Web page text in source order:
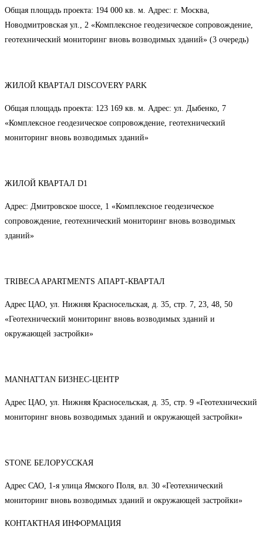
Общая площадь проекта: 194 000 кв. м. Адрес: г. Москва,
Новодмитровская ул., 2 «Комплексное геодезическое сопровождение,
геотехнический мониторинг вновь возводимых зданий» (3 очередь)
ЖИЛОЙ КВАРТАЛ DISCOVERY PARK
Общая площадь проекта: 123 169 кв. м. Адрес: ул. Дыбенко, 7
«Комплексное геодезическое сопровождение, геотехнический
мониторинг вновь возводимых зданий»
ЖИЛОЙ КВАРТАЛ D1
Адрес: Дмитровское шоссе, 1 «Комплексное геодезическое
сопровождение, геотехнический мониторинг вновь возводимых
зданий»
TRIBECA APARTMENTS АПАРТ-КВАРТАЛ
Адрес ЦАО, ул. Нижняя Красносельская, д. 35, стр. 7, 23, 48, 50
«Геотехнический мониторинг вновь возводимых зданий и
окружающей застройки»
MANHATTAN БИЗНЕС-ЦЕНТР
Адрес ЦАО, ул. Нижняя Красносельская, д. 35, стр. 9 «Геотехнический
мониторинг вновь возводимых зданий и окружающей застройки»
STONE БЕЛОРУССКАЯ
Адрес САО, 1-я улица Ямского Поля, вл. 30 «Геотехнический
мониторинг вновь возводимых зданий и окружающей застройки»
КОНТАКТНАЯ ИНФОРМАЦИЯ